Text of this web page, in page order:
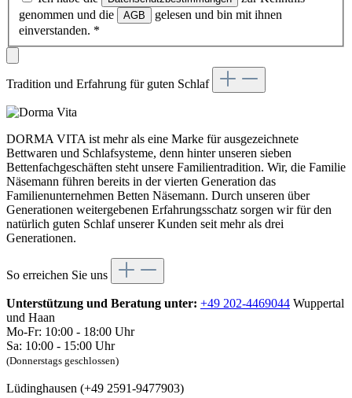
genommen und die
AGB
gelesen und bin mit ihnen
einverstanden. *
Tradition und Erfahrung für guten Schlaf
DORMA VITA ist mehr als eine Marke für ausgezeichnete
Bettwaren und Schlafsysteme, denn hinter unseren sieben
Bettenfachgeschäften steht unsere Familientradition. Wir, die Familie
Näsemann führen bereits in der vierten Generation das
Familienunternehmen Betten Näsemann. Durch unseren über
Generationen weitergebenen Erfahrungsschatz sorgen wir für den
natürlich guten Schlaf unserer Kunden seit mehr als drei
Generationen.
So erreichen Sie uns
Unterstützung und Beratung unter: +49 202-4469044 Wuppertal
und Haan
Mo-Fr: 10:00 - 18:00 Uhr
Sa: 10:00 - 15:00 Uhr
(Donnerstags geschlossen)
Lüdinghausen (+49 2591-9477903)